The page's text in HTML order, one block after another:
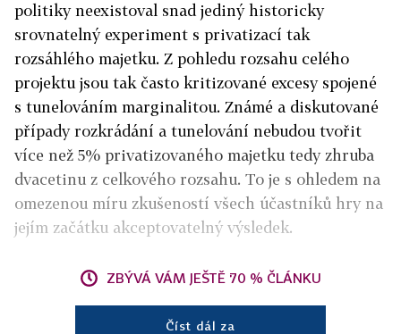
politiky neexistoval snad jediný historicky
srovnatelný experiment s privatizací tak
rozsáhlého majetku. Z pohledu rozsahu celého
projektu jsou tak často kritizované excesy spojené
s tunelováním marginalitou. Známé a diskutované
případy rozkrádání a tunelování nebudou tvořit
více než 5% privatizovaného majetku tedy zhruba
dvacetinu z celkového rozsahu. To je s ohledem na
omezenou míru zkušeností všech účastníků hry na
jejím začátku akceptovatelný výsledek.
ZBÝVÁ VÁM JEŠTĚ 70 % ČLÁNKU
Číst dál za